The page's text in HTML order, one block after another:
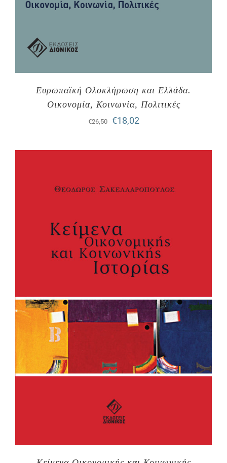
Ευρωπαϊκή Ολοκλήρωση και Ελλάδα.
Οικονομία, Κοινωνία, Πολιτικές
€26,50
Original
€18,02Η
€18,02.